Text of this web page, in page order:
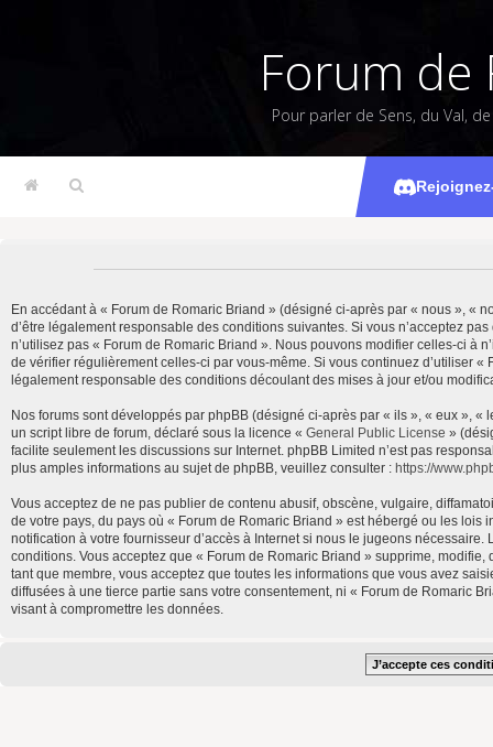
Forum de
Pour parler de Sens, du Val,
En accédant à « Forum de Romaric Briand » (désigné ci-après par « nous », «
d’être légalement responsable des conditions suivantes. Si vous n’acceptez
n’utilisez pas « Forum de Romaric Briand ». Nous pouvons modifier celles-ci à
de vérifier régulièrement celles-ci par vous-même. Si vous continuez d’utiliser
légalement responsable des conditions découlant des mises à jour et/ou
Nos forums sont développés par phpBB (désigné ci-après par « ils », « eux »,
un script libre de forum, déclaré sous la licence « General Public License »
facilite seulement les discussions sur Internet. phpBB Limited n’est pas
plus amples informations au sujet de phpBB, veuillez consulter : https://
Vous acceptez de ne pas publier de contenu abusif, obscène, vulgaire,
de votre pays, du pays où « Forum de Romaric Briand » est hébergé ou les
notification à votre fournisseur d’accès à Internet si nous le jugeons
conditions. Vous acceptez que « Forum de Romaric Briand » supprime,
tant que membre, vous acceptez que toutes les informations que vous avez
diffusées à une tierce partie sans votre consentement, ni « Forum de Romaric
visant à compromettre les données.